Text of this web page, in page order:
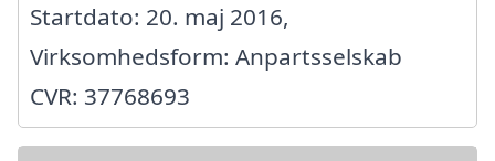
Startdato: 20. maj 2016,
Virksomhedsform: Anpartsselskab
CVR: 37768693